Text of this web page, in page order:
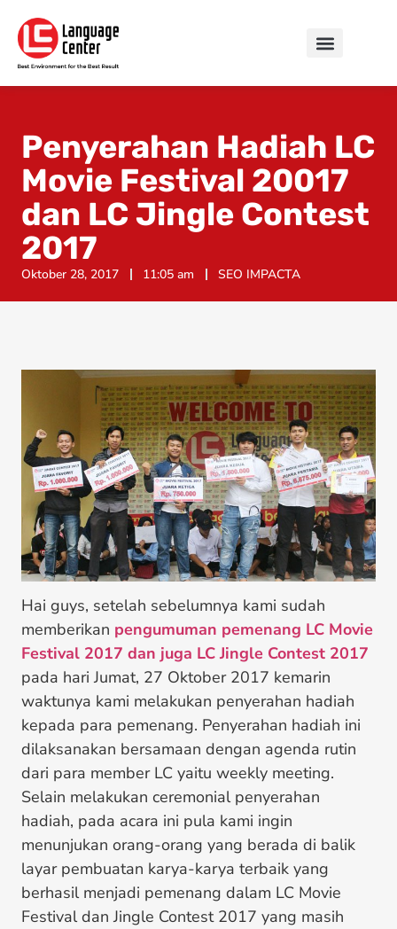
Penyerahan Hadiah LC
Movie Festival 20017
dan LC Jingle Contest
2017
Oktober 28, 2017 11:05 am SEO IMPACTA
Hai guys, setelah sebelumnya kami sudah
memberikan pengumuman pemenang LC Movie
Festival 2017 dan juga LC Jingle Contest 2017
pada hari Jumat, 27 Oktober 2017 kemarin
waktunya kami melakukan penyerahan hadiah
kepada para pemenang. Penyerahan hadiah ini
dilaksanakan bersamaan dengan agenda rutin
dari para member LC yaitu weekly meeting.
Selain melakukan ceremonial penyerahan
hadiah, pada acara ini pula kami ingin
menunjukan orang-orang yang berada di balik
layar pembuatan karya-karya terbaik yang
berhasil menjadi pemenang dalam LC Movie
Festival dan Jingle Contest 2017 yang masih